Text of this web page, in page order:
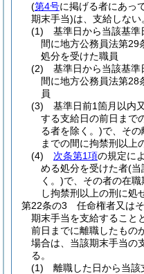
(第4号に掲げる者にあっ
期末手当)は、支給しない
(1)
基準日から当該基
間に地方公務員法第29
処分を受けた職員
(2)
基準日から当該基
間に地方公務員法第28
員
(3)
基準日前1箇月以内
する支給日の前日まで
る者を除く。)で、その
までの間に拘禁刑以上
(4)
次条第1項の規定に
める処分を受けた者(当
く。)で、その者の在
し拘禁刑以上の刑に処
第22条の3
任命権者又は
期末手当を支給すること
前日までに離職したもの
場合は、当該期末手当の
る。
(1)
離職した日から当